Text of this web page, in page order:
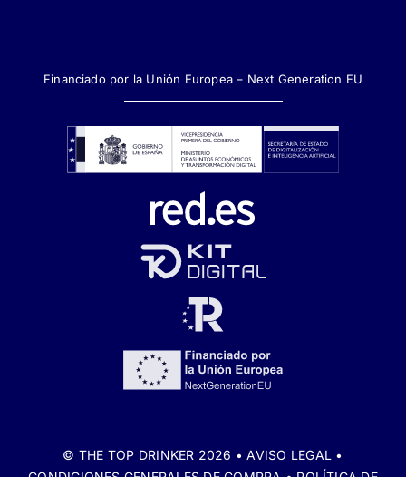
Financiado por la Unión Europea – Next Generation EU
© THE TOP DRINKER 2026 •AVISO LEGAL •